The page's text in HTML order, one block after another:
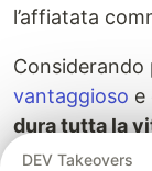
l’affiatata
Considerando
vantaggioso e
dura tutta la
capire che il
DEV Takeovers